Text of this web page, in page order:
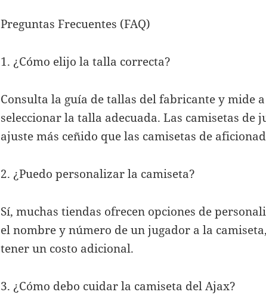
Preguntas Frecuentes (FAQ)
1. ¿Cómo elijo la talla correcta?
Consulta la guía de tallas del fabricante y mide
seleccionar la talla adecuada. Las camisetas de
ajuste más ceñido que las camisetas de
2. ¿Puedo personalizar la camiseta?
Sí, muchas tiendas ofrecen opciones de
el nombre y número de un jugador a la
tener un costo adicional.
3. ¿Cómo debo cuidar la camiseta del Ajax?